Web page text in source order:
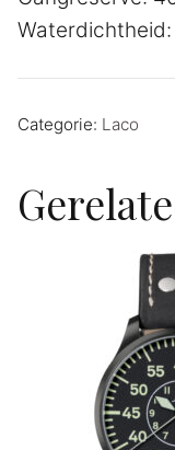
Categorie: Laco